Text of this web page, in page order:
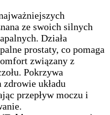
ze swoich silnych
Działa
prostaty, co pomaga
związany z
Pokrzywa
układu
przepływ moczu i